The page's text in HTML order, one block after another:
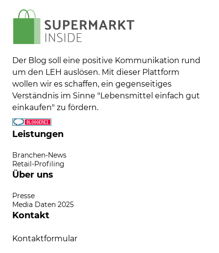
Der Blog soll eine positive Kommunikation rund
um den LEH auslösen. Mit dieser Plattform
wollen wir es schaffen, ein gegenseitiges
Verständnis im Sinne "Lebensmittel einfach gut
einkaufen" zu fördern.
Leistungen
Branchen-News
Retail-Profiling
Über uns
Presse
Media Daten 2025
Kontakt
Kontaktformular